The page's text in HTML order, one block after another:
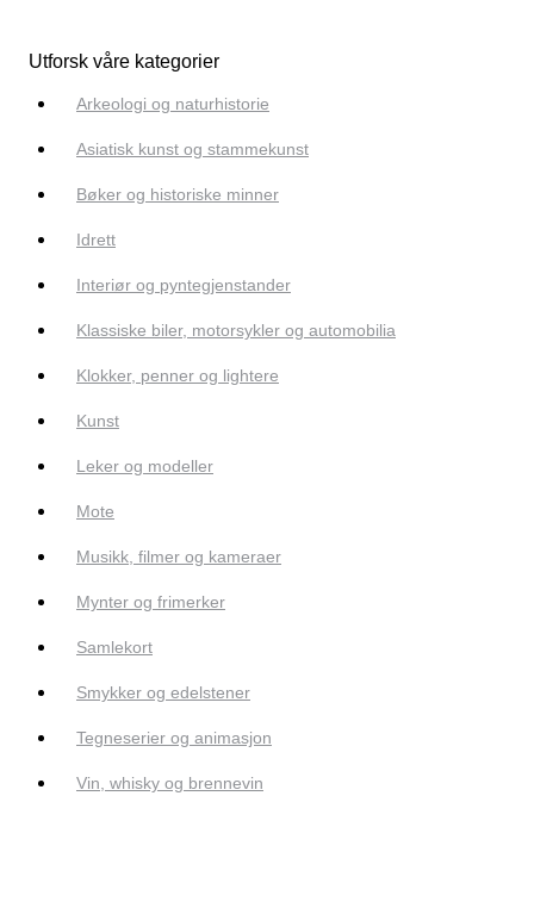
Utforsk våre kategorier
Arkeologi og naturhistorie
Asiatisk kunst og stammekunst
Bøker og historiske minner
Idrett
Interiør og pyntegjenstander
Klassiske biler, motorsykler og automobilia
Klokker, penner og lightere
Kunst
Leker og modeller
Mote
Musikk, filmer og kameraer
Mynter og frimerker
Samlekort
Smykker og edelstener
Tegneserier og animasjon
Vin, whisky og brennevin